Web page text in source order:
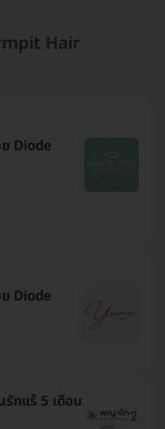
Hair
Diode
Diode
รักแร้ 5 เดือน